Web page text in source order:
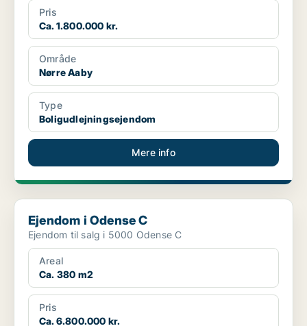
Pris
Ca. 1.800.000 kr.
Område
Nørre Aaby
Type
Boligudlejningsejendom
Mere info
Ejendom i Odense C
Ejendom i Odense C
Ejendom til salg i 5000 Odense C
Areal
Ca. 380 m2
Pris
Ca. 6.800.000 kr.